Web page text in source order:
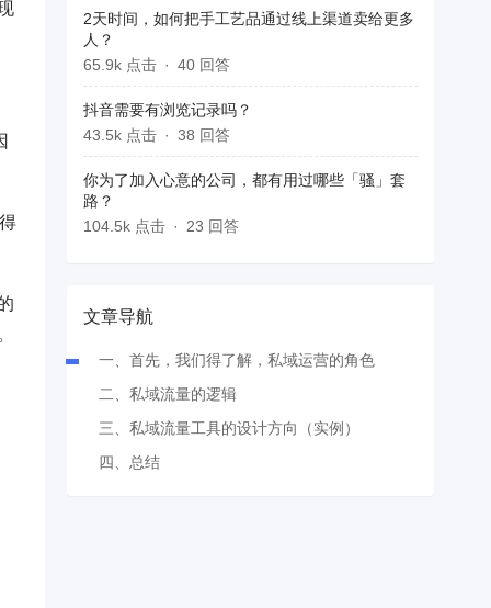
2天时间，如何把手工艺品通过线上渠道卖给更多
人？
65.9k 点击
40 回答
抖音需要有浏览记录吗？
43.5k 点击
38 回答
你为了加入心意的公司，都有用过哪些「骚」套
路？
104.5k 点击
23 回答
文章导航
一、首先，我们得了解，私域运营的角色
二、私域流量的逻辑
三、私域流量工具的设计方向（实例）
四、总结